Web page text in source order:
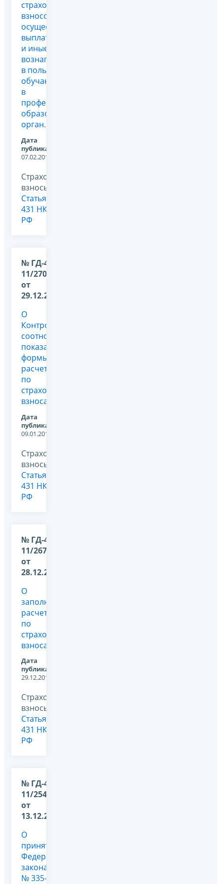
страховых
взносов,
осуществляющих
выплаты
и иные
вознаграждения
в пользу
обучающихся
в
профессиональных
образовательных
орган...
Дата
публикации:
07.02.2018
Страховые
взносы,
Статья
431 НК
РФ
№ ГД-4-
11/27043@
от
29.12.2017
О
Контрольных
соотношениях
показателей
формы
расчета
по
страховым
взносам
Дата
публикации:
09.01.2018
Страховые
взносы,
Статья
431 НК
РФ
№ ГД-4-
11/26795@
от
28.12.2017
О
заполнении
расчета
по
страховым
взносам
Дата
публикации:
29.12.2017
Страховые
взносы,
Статья
431 НК
РФ
№ ГД-4-
11/25417@
от
13.12.2017
О
принятии
Федерального
закона
№ 335-